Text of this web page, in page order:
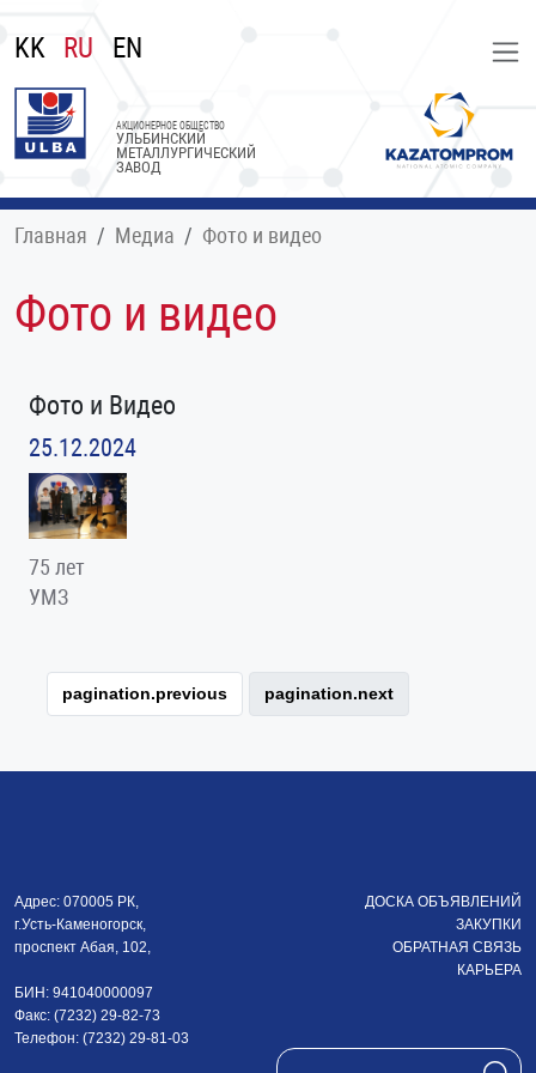
KK RU EN
УЛЬБИНСКИЙ
МЕТАЛЛУРГИЧЕСКИЙ
ЗАВОД
АКЦИОНЕРНОЕ ОБЩЕСТВО
Главная Медиа Фото и видео
Фото и видео
Фото и Видео
25.12.2024
75 лет
УМЗ
pagination.previous pagination.next
Адрес: 070005 РК,
г.Усть-Каменогорск,
проспект Абая, 102,
БИН: 941040000097
Факс: (7232) 29-82-73
Телефон: (7232) 29-81-03
ДОСКА ОБЪЯВЛЕНИЙ
ЗАКУПКИ
ОБРАТНАЯ СВЯЗЬ
КАРЬЕРА